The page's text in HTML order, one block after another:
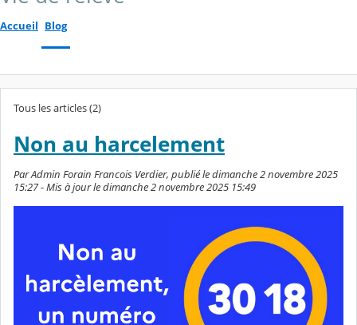
Accueil Blog
Tous les articles (2)
Non au harcelement
Par Admin Forain Francois Verdier, publié le dimanche 2 novembre 2025
15:27 - Mis à jour le dimanche 2 novembre 2025 15:49